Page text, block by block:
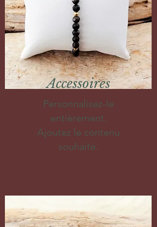
Accessoires
Personnalisez-le
entièrement.
Ajoutez le contenu
souhaité.